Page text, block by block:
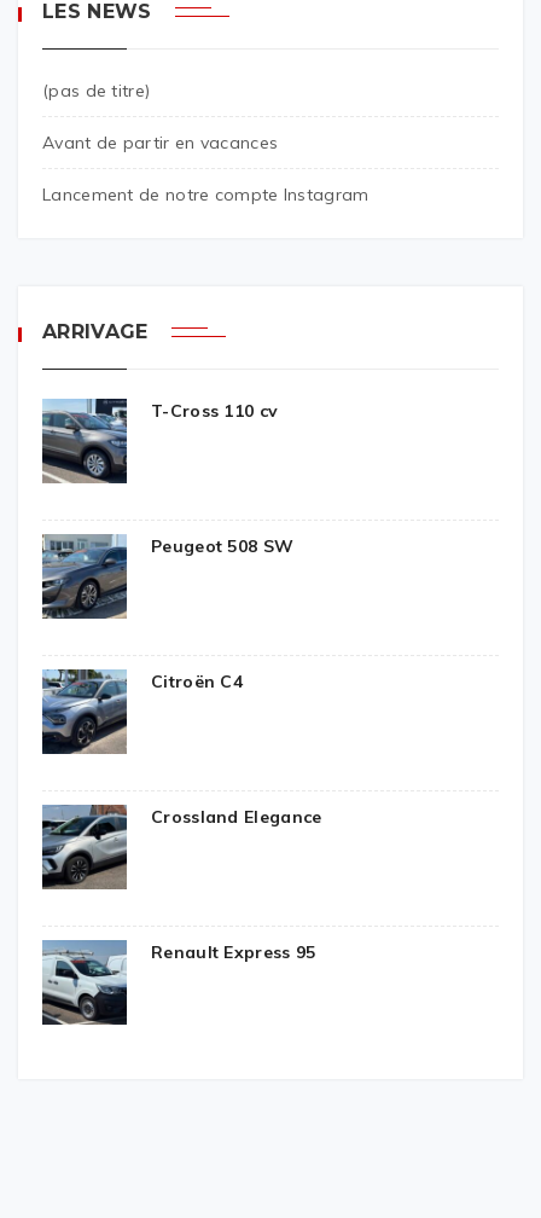
LES NEWS
(pas de titre)
Avant de partir en vacances
Lancement de notre compte Instagram
ARRIVAGE
T-Cross 110 cv
Peugeot 508 SW
Citroën C4
Crossland Elegance
Renault Express 95